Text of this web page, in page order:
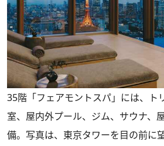
35階「フェアモントスパ」には、ト
室、屋内外プール、ジム、サウナ、
備。写真は、東京タワーを目の前に